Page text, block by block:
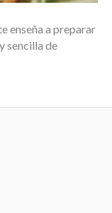
enseña a preparar
sencilla de